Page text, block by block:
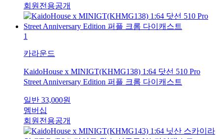
회원전용공개
1
카라운드
KaidoHouse x MINIGT(KHMG138) 1:64 닷선 510 Pro
Street Anniversary Edition 퍼플 크롬 다이캐스트
일반 33,000원
멤버십
회원전용공개